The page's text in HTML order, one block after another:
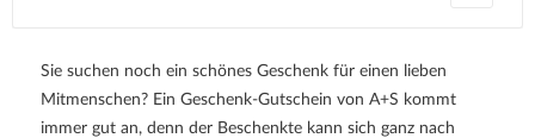
Sie suchen noch ein schönes Geschenk für einen lieben
Mitmenschen? Ein Geschenk-Gutschein von A+S kommt
immer gut an, denn der Beschenkte kann sich ganz nach